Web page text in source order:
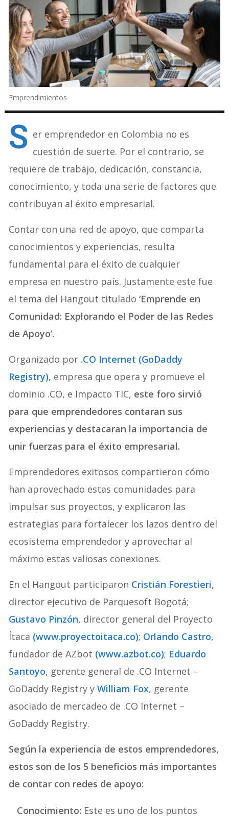
Emprendimientos
S er emprendedor en Colombia no es
cuestión de suerte. Por el contrario, se
requiere de trabajo, dedicación, constancia,
conocimiento, y toda una serie de factores que
contribuyan al éxito empresarial.
Contar con una red de apoyo, que comparta
conocimientos y experiencias, resulta
fundamental para el éxito de cualquier
empresa en nuestro país. Justamente este fue
el tema del Hangout titulado‘Emprende en
Comunidad: Explorando el Poder de las Redes
de Apoyo’.
Organizado por .CO Internet (GoDaddy
Registry), empresa que opera y promueve el
dominio .CO, e Impacto TIC, este foro sirvió
para que emprendedores contaran sus
experiencias y destacaran la importancia de
unir fuerzas para el éxito empresarial.
Emprendedores exitosos compartieron cómo
han aprovechado estas comunidades para
impulsar sus proyectos, y explicaron las
estrategias para fortalecer los lazos dentro del
ecosistema emprendedor y aprovechar al
máximo estas valiosas conexiones.
En el Hangout participaron Cristián Forestieri,
director ejecutivo de Parquesoft Bogotá;
Gustavo Pinzón, director general del Proyecto
Ítaca (www.proyectoitaca.co); Orlando Castro,
fundador de AZbot (www.azbot.co); Eduardo
Santoyo, gerente general de .CO Internet –
GoDaddy Registry yWilliam Fox, gerente
asociado de mercadeo de .CO Internet –
GoDaddy Registry.
Según la experiencia de estos emprendedores,
estos son de los 5 beneficios más importantes
de contar con redes de apoyo:
Conocimiento: Este es uno de los puntos